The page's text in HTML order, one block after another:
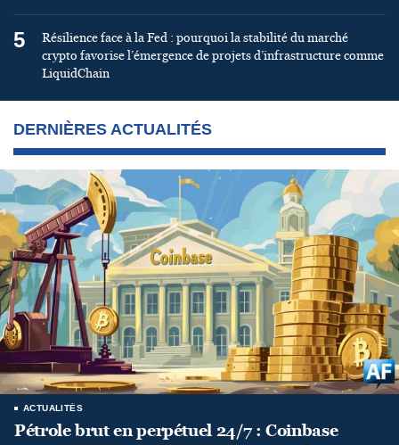
5
Résilience face à la Fed : pourquoi la stabilité du marché
crypto favorise l’émergence de projets d’infrastructure comme
LiquidChain
DERNIÈRES ACTUALITÉS
ACTUALITÉS
Pétrole brut en perpétuel 24/7 : Coinbase